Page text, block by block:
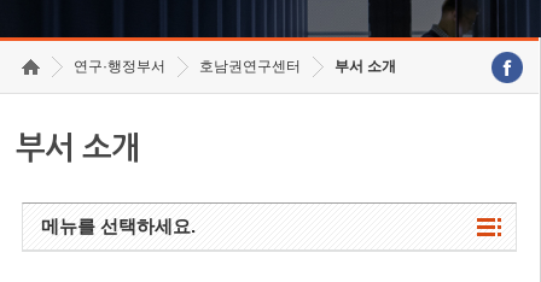
연구·행정부서 호남권연구센터 부서 소개
부서 소개
메뉴를 선택하세요.